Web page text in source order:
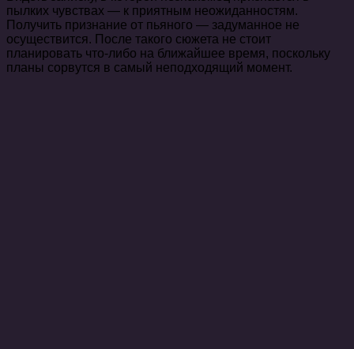
пылких чувствах — к приятным неожиданностям.
Получить признание от пьяного — задуманное не
осуществится. После такого сюжета не стоит
планировать что-либо на ближайшее время, поскольку
планы сорвутся в самый неподходящий момент.